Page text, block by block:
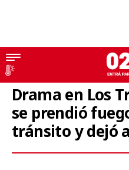
Impactante video
Drama en Los
se prendió
tránsito y dejó